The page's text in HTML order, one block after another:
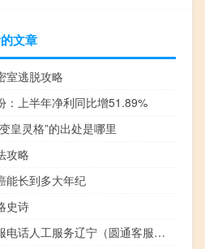
文章
室逃脱攻略
：上半年净利同比增51.89%
皇灵格”的出处是哪里
攻略
能长到多大年纪
史诗
圆通客服电话人工服务辽宁（圆通客服电话人工服务）